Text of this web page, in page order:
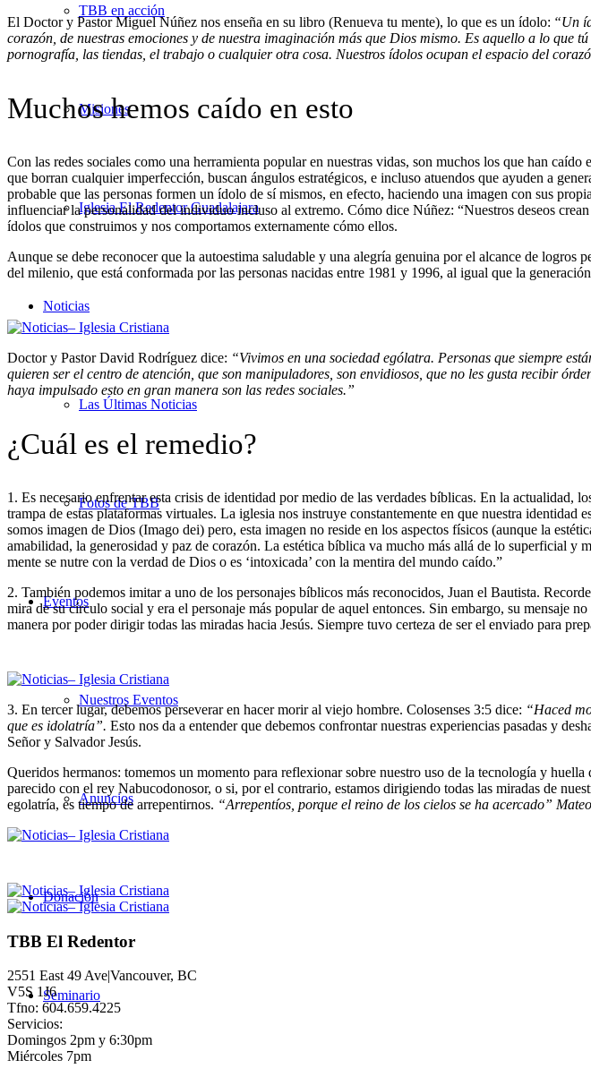
TBB en acción
Misiones
Iglesia El Redentor Guadalajara
Noticias
Las Últimas Noticias
Fotos de TBB
Eventos
Nuestros Eventos
Anuncios
Donación
Seminario
El Doctor y Pastor Miguel Núñez nos enseña en su libro (Renueva tu mente), lo que es un ídolo: “Un
corazón, de nuestras emociones y de nuestra imaginación más que Dios mismo. Es aquello a lo
pornografía, las tiendas, el trabajo o cualquier otra cosa. Nuestros ídolos ocupan el espacio del
Muchos hemos caído en esto
Con las redes sociales como una herramienta popular en nuestras vidas, son muchos los que han
que borran cualquier imperfección, buscan ángulos estratégicos, e incluso atuendos que ayuden a
probable que las personas formen un ídolo de sí mismos, en efecto, haciendo una imagen con sus
influenciar la personalidad del individuo incluso al extremo. Cómo dice Núñez: “Nuestros deseos
ídolos que construimos y nos comportamos externamente cómo ellos.
Aunque se debe reconocer que la autoestima saludable y una alegría genuina por el alcance de
del milenio, que está conformada por las personas nacidas entre 1981 y 1996, al igual que la
Doctor y Pastor David Rodríguez dice: “Vivimos en una sociedad ególatra. Personas que siempre
quieren ser el centro de atención, que son manipuladores, son envidiosos, que no les gusta recibir
haya impulsado esto en gran manera son las redes sociales.”
¿Cuál es el remedio?
1. Es necesario enfrentar esta crisis de identidad por medio de las verdades bíblicas. En la actualidad,
trampa de estas plataformas virtuales. La iglesia nos instruye constantemente en que nuestra
somos imagen de Dios (Imago dei) pero, esta imagen no reside en los aspectos físicos (aunque la
amabilidad, la generosidad y paz de corazón. La estética bíblica va mucho más allá de lo superficial y
mente se nutre con la verdad de Dios o es ‘intoxicada’ con la mentira del mundo caído.”
2. También podemos imitar a uno de los personajes bíblicos más reconocidos, Juan el Bautista.
mira de su círculo social y era el personaje más popular de aquel entonces. Sin embargo, su mensaje
manera por poder dirigir todas las miradas hacia Jesús. Siempre tuvo certeza de ser el enviado para
3. En tercer lugar, debemos perseverar en hacer morir al viejo hombre. Colosenses 3:5 dice: “Haced
que es idolatría”. Esto nos da a entender que debemos confrontar nuestras experiencias pasadas y
Señor y Salvador Jesús.
Queridos hermanos: tomemos un momento para reflexionar sobre nuestro uso de la tecnología y
parecido con el rey Nabucodonosor, o si, por el contrario, estamos dirigiendo todas las miradas de
egolatría, es tiempo de arrepentirnos. “Arrepentíos, porque el reino de los cielos se ha acercado”
TBB El Redentor
2551 East 49 Ave|Vancouver, BC
V5S 1J6
Tfno: 604.659.4225
Servicios:
Domingos 2pm y 6:30pm
Miércoles 7pm